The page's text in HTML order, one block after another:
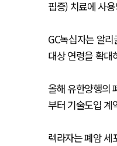
핍증) 치료에 사
GC녹십자는 알
대상 연령을 확대
올해 유한양행의
부터 기술도입 계
렉라자는 폐암 세